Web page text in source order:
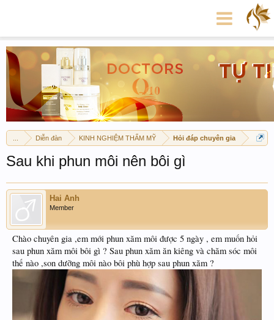
Diễn đàn KINH NGHIỆM THẨM MỸ Hỏi đáp chuyên gia
Sau khi phun môi nên bôi gì
Hai Anh
Member
Chào chuyên gia ,em mới phun xăm môi được 5 ngày , em muốn hỏi
sau phun xăm môi bôi gì ? Sau phun xăm ăn kiêng và chăm sóc môi
thế nào ,son dưỡng môi nào bôi phù hợp sau phun xăm ?